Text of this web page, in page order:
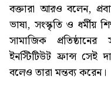
বক্তারা আরও বলেন,
ভাষা, সংস্কৃতি ও ধর্মীয়
সামাজিক
ইনস্টিটিউট ফ্রান্স সেই
বলেও তারা মন্তব্য করেন।